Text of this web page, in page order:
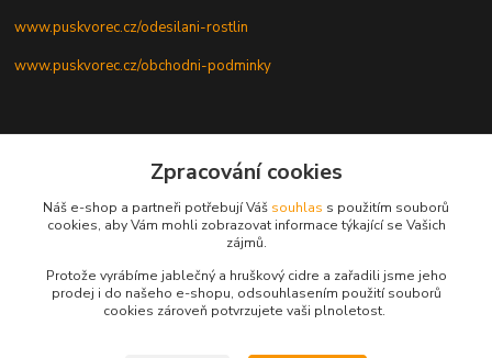
www.puskvorec.cz/odesilani-rostlin
www.puskvorec.cz/obchodni-podminky
Zuzana Janáková
Po - Pá, 8 - 16 hod
z.janakova@seznam.cz
Zpracování cookies
Náš e-shop a partneři potřebují Váš souhlas s použitím souborů
cookies, aby Vám mohli zobrazovat informace týkající se Vašich
zájmů.
Protože vyrábíme jablečný a hruškový cidre a zařadili jsme jeho
prodej i do našeho e-shopu, odsouhlasením použití souborů
cookies zároveň potvrzujete vaši plnoletost.